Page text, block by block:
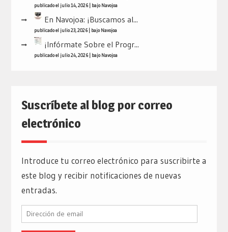
publicado el julio 14, 2026| bajoNavojoa
En Navojoa: ¡Buscamos al...
publicado el julio 23, 2026| bajoNavojoa
¡Infórmate Sobre el Progr...
publicado el julio 24, 2026| bajoNavojoa
Suscríbete al blog por correo
electrónico
Introduce tu correo electrónico para suscribirte a
este blog y recibir notificaciones de nuevas
entradas.
Dirección